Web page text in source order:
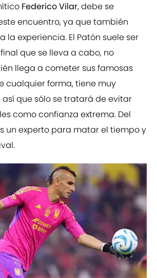
Federico Vilar, debe se
encuentro, ya que también
la experiencia. El Patón suele ser
que se lleva a cabo, no
llega a cometer sus famosas
cualquier forma, tiene muy
así que sólo se tratará de evitar
como confianza extrema. Del
un experto para matar el tiempo y